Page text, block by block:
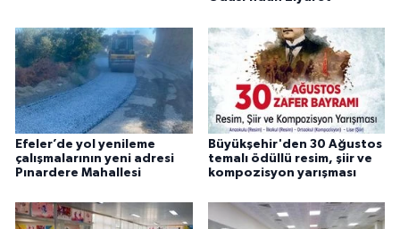
Efeler’de yol yenileme
çalışmalarının yeni adresi
Pınardere Mahallesi
Büyükşehir'den 30 Ağustos
temalı ödüllü resim, şiir ve
kompozisyon yarışması